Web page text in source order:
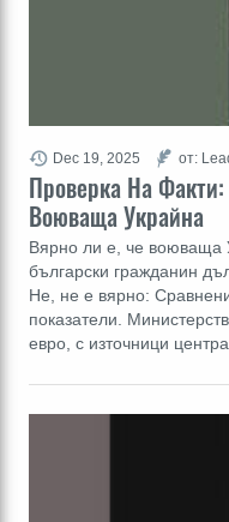
Проверка На
Воюваща Украйна
Вярно ли е, че воюваща
български гражданин
Не, не е вярно:
показатели.
евро, с източници
Dec 19, 2025 от: